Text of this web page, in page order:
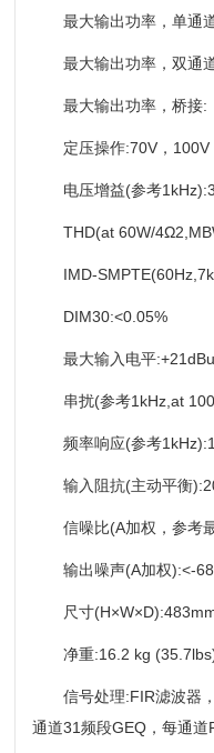
最大输出功率，单
最大输出功率，双
最大输出功率，
定压操作:70V，100V
电压增益(参考
THD(at 60W/
IMD-
DIM30:<0.05%
最大输入电平:+21dBu
串扰(参考1kHz,at
频率响应(参考
输入阻抗(主动平衡
信噪比(A加权，参考
输出噪声(A加权):<-
尺寸
净重:16.2 kg
信号处理:FIR滤波器，
通道31频段GEQ，每通道